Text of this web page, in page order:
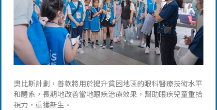
奧比斯計劃，善款將用於提升貧困地區的眼科醫療技術水平
和體系，長期地改善當地眼疾治療效果，幫助眼疾兒童重拾
視力，重獲新生。